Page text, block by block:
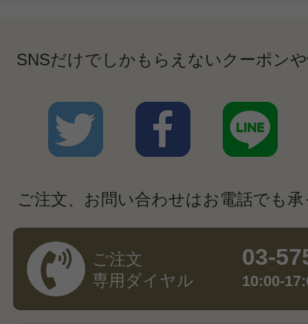
SNSだけでしかもらえないクーポン
ご注文、お問い合わせはお電話でも
ご注文
専用ダイヤル
03-
10:00-